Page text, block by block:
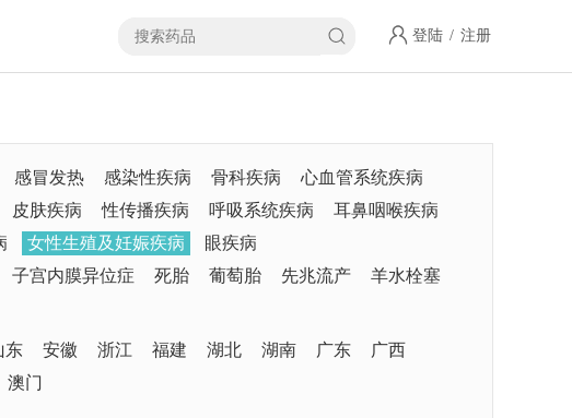
登陆 / 注册
感冒发热 感染性疾病 骨科疾病
心血管系统疾病
皮肤疾病 性传播疾病 呼吸系统疾病
耳鼻咽喉疾病
女性生殖及妊娠疾病
眼疾病
子宫内膜异位症 死胎 葡萄胎 先兆流产
羊水栓塞
东 安徽 浙江 福建 湖北 湖南 广东
广西
澳门